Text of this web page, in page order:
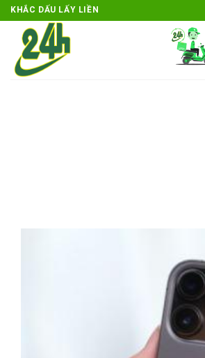
Skip
to
content
KHẮC DẤU LẤY LIỀN